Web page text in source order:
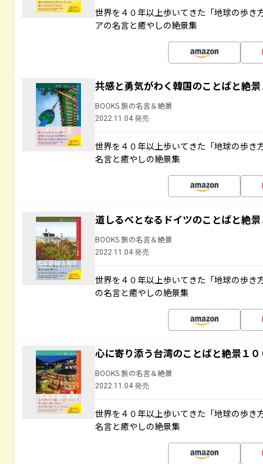
世界を４０年以上歩いてきた「地球の歩き
アの名言と癒やしの絶景集
共感と勇気がわく韓国のことばと絶景
BOOKS 旅の名言＆絶景
2022.11.04 発売
世界を４０年以上歩いてきた「地球の歩き
名言と癒やしの絶景集
道しるべとなるドイツのことばと絶景
BOOKS 旅の名言＆絶景
2022.11.04 発売
世界を４０年以上歩いてきた「地球の歩き
の名言と癒やしの絶景集
心に寄り添う台湾のことばと絶景１０
BOOKS 旅の名言＆絶景
2022.11.04 発売
世界を４０年以上歩いてきた「地球の歩き
名言と癒やしの絶景集